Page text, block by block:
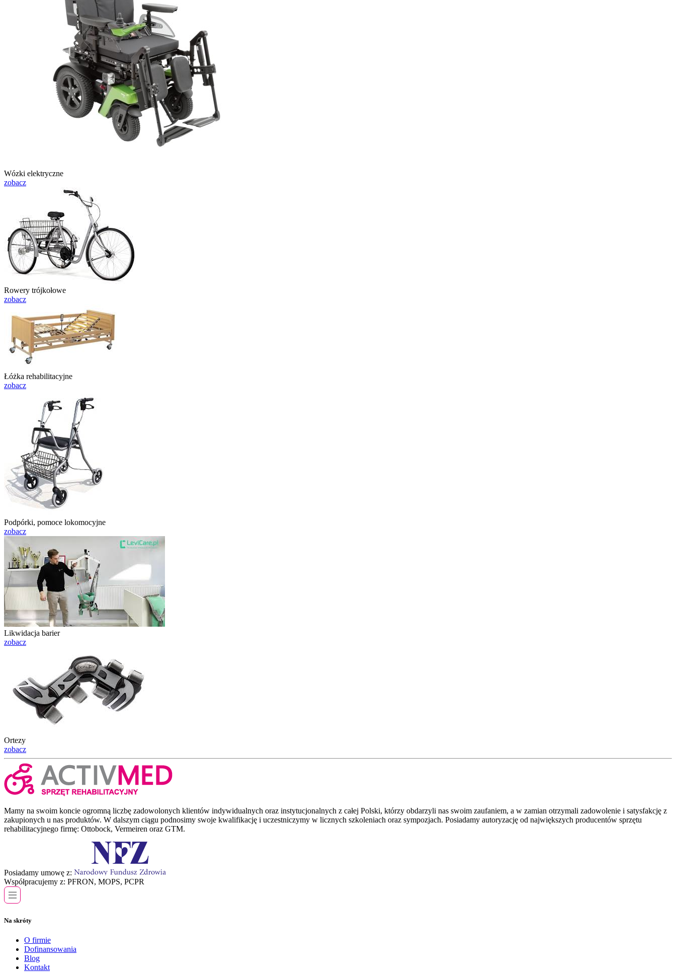
Wózki elektryczne
zobacz
Rowery trójkołowe
zobacz
Łóżka rehabilitacyjne
zobacz
Podpórki, pomoce lokomocyjne
zobacz
Likwidacja barier
zobacz
Ortezy
zobacz
Mamy na swoim koncie ogromną liczbę zadowolonych klientów indywidualnych oraz instytucjonalnych z całej Polski, którzy obdarzyli nas swoim zaufaniem, a w zamian otrzymali zadowolenie i satysfakcję z
zakupionych u nas produktów. W dalszym ciągu podnosimy swoje kwalifikację i uczestniczymy w licznych szkoleniach oraz sympozjach. Posiadamy autoryzację od największych producentów sprzętu
rehabilitacyjnego firmę: Ottobock, Vermeiren oraz GTM.
Posiadamy umowę z:
Współpracujemy z: PFRON, MOPS, PCPR
Na skróty
O firmie
Dofinansowania
Blog
Kontakt